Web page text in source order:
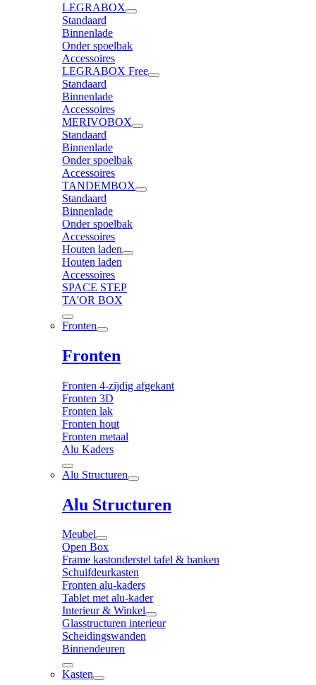
LEGRABOX
Standaard
Binnenlade
Onder spoelbak
Accessoires
LEGRABOX Free
Standaard
Binnenlade
Accessoires
MERIVOBOX
Standaard
Binnenlade
Onder spoelbak
Accessoires
TANDEMBOX
Standaard
Binnenlade
Onder spoelbak
Accessoires
Houten laden
Houten laden
Accessoires
SPACE STEP
TA'OR BOX
Fronten
Fronten
Fronten 4-zijdig afgekant
Fronten 3D
Fronten lak
Fronten hout
Fronten metaal
Alu Kaders
Alu Structuren
Alu Structuren
Meubel
Open Box
Frame kastonderstel tafel & banken
Schuifdeurkasten
Fronten alu-kaders
Tablet met alu-kader
Interieur & Winkel
Glasstructuren interieur
Scheidingswanden
Binnendeuren
Kasten